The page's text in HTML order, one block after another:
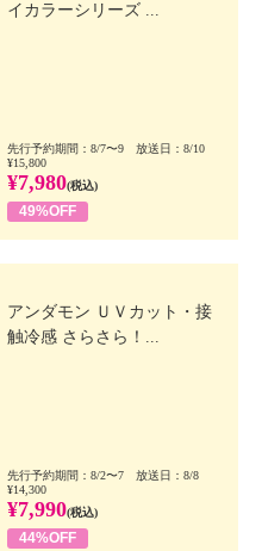
イカラーシリーズ ...
先行予約期間：8/7〜9 放送日：8/10
¥15,800
¥7,980(税込)
49%OFF
アンダモン ＵＶカット・接
触冷感 さらさら！...
先行予約期間：8/2〜7 放送日：8/8
¥14,300
¥7,990(税込)
44%OFF